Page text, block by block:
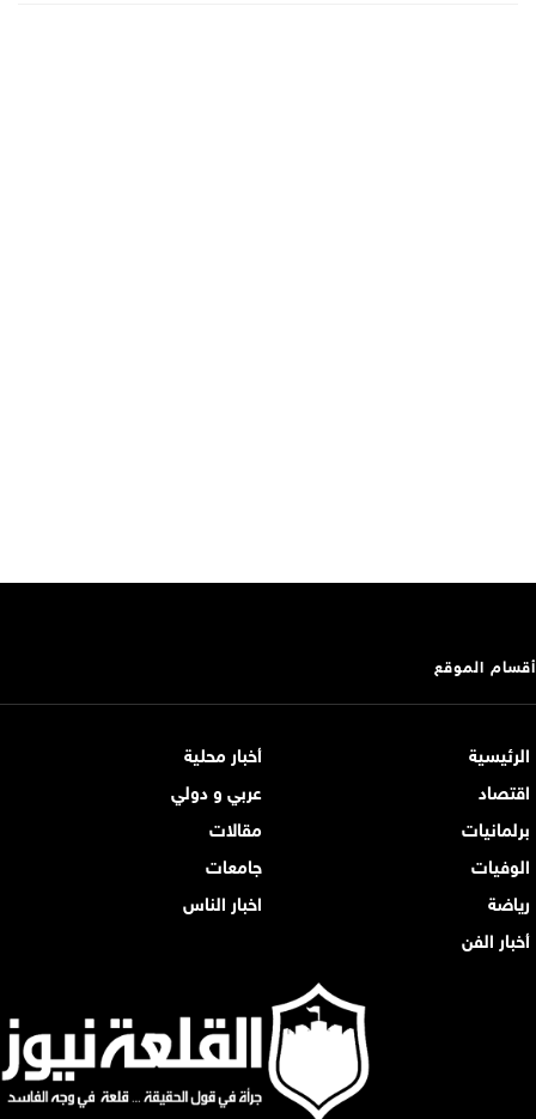
أقسام الموقع
الرئيسية
أخبار محلية
اقتصاد
عربي و دولي
برلمانيات
مقالات
الوفيات
جامعات
رياضة
اخبار الناس
أخبار الفن